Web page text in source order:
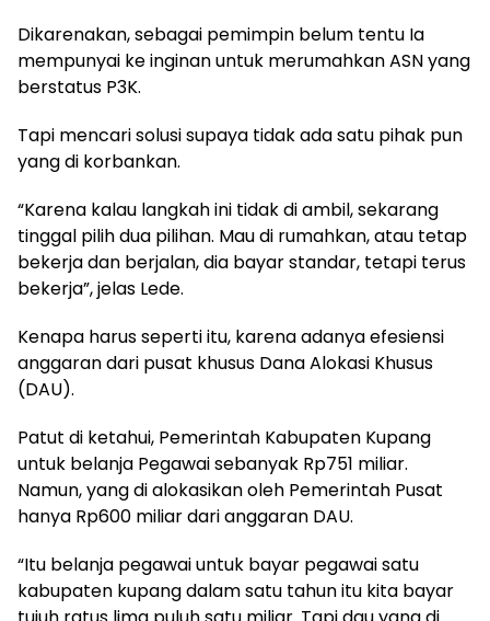
Dikarenakan, sebagai pemimpin belum tentu Ia
mempunyai ke inginan untuk merumahkan ASN yang
berstatus P3K.
Tapi mencari solusi supaya tidak ada satu pihak pun
yang di korbankan.
“Karena kalau langkah ini tidak di ambil, sekarang
tinggal pilih dua pilihan. Mau di rumahkan, atau tetap
bekerja dan berjalan, dia bayar standar, tetapi terus
bekerja”, jelas Lede.
Kenapa harus seperti itu, karena adanya efesiensi
anggaran dari pusat khusus Dana Alokasi Khusus
(DAU).
Patut di ketahui, Pemerintah Kabupaten Kupang
untuk belanja Pegawai sebanyak Rp751 miliar.
Namun, yang di alokasikan oleh Pemerintah Pusat
hanya Rp600 miliar dari anggaran DAU.
“Itu belanja pegawai untuk bayar pegawai satu
kabupaten kupang dalam satu tahun itu kita bayar